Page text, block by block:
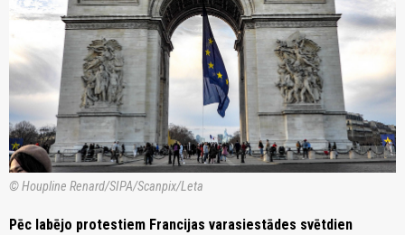
© Houpline Renard/SIPA/Scanpix/Leta
Pēc labējo protestiem Francijas varasiestādes svētdien